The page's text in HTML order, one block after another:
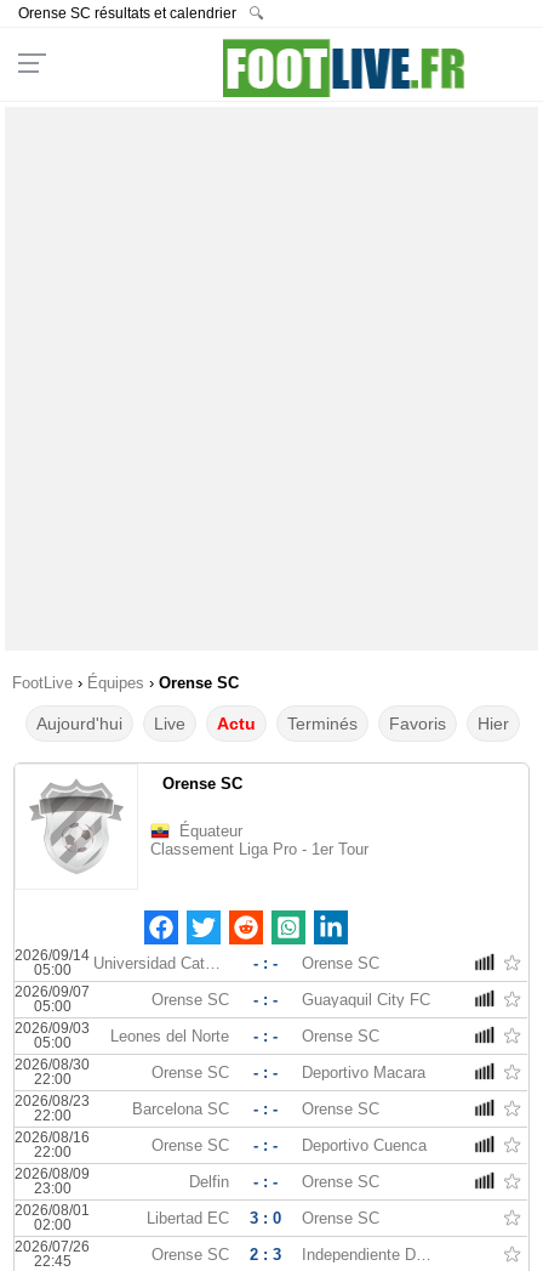
Orense SC résultats et calendrier 🔍
FootLive › Équipes › Orense SC
Aujourd'hui Live Actu Terminés Favoris Hier
Orense SC
Équateur
Classement Liga Pro - 1er Tour
2026/09/14
05:00
Universidad Catolica Quito - : - Orense SC
2026/09/07
05:00
Orense SC - : - Guayaquil City FC
2026/09/03
05:00
Leones del Norte - : - Orense SC
2026/08/30
22:00
Orense SC - : - Deportivo Macara
2026/08/23
22:00
Barcelona SC - : - Orense SC
2026/08/16
22:00
Orense SC - : - Deportivo Cuenca
2026/08/09
23:00
Delfin - : - Orense SC
2026/08/01
02:00
Libertad EC 3 : 0 Orense SC
2026/07/26
22:45
Orense SC 2 : 3 Independiente Del Valle